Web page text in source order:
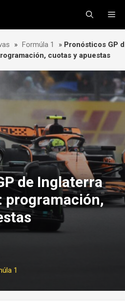
» Formúla 1 » Pronósticos GP
cuotas y apuestas
de Inglaterra
programación,
1